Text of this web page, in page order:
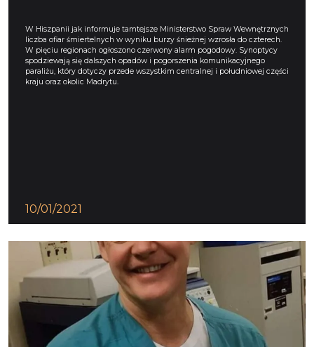
W Hiszpanii jak informuje tamtejsze Ministerstwo Spraw Wewnętrznych
liczba ofiar śmiertelnych w wyniku burzy śnieżnej wzrosła do czterech.
W pięciu regionach ogłoszono czerwony alarm pogodowy. Synoptycy
spodziewają się dalszych opadów i pogorszenia komunikacyjnego
paraliżu, który dotyczy przede wszystkim centralnej i południowej części
kraju oraz okolic Madrytu.
10/01/2021